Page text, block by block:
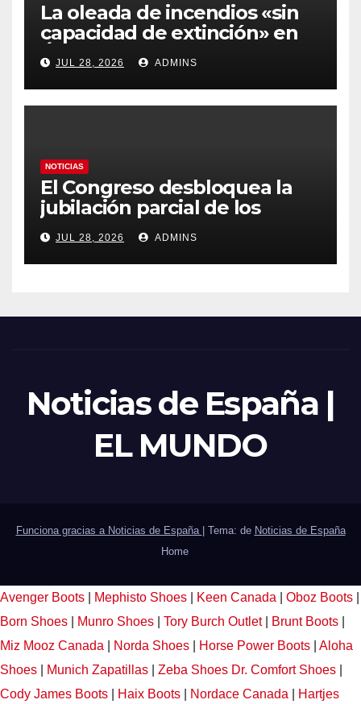
La oleada de incendios «sin
capacidad de extinción» en
Ávila y al oeste de Madrid
obliga a declarar la
emergencia nacional
JUL 28, 2026 ADMINS
NOTICIAS
El Congreso desbloquea la
jubilación parcial de los
trabajadores laborales del
sector público
JUL 28, 2026 ADMINS
Noticias de España |
EL MUNDO
Funciona gracias a Noticias de España Tema: de Noticias de España
Home
Avenger Boots Mephisto Shoes Keen Canada Oboz Boots
Born Shoes
Munro Shoes Tory Burch Outlet Brunt Boots
Miz Mooz Canada
Norda Shoes Horse Power Boots
Aloha
Shoes
Munich Zapatillas Zeba Shoes Dr. Comfort Shoes
Cody James Boots
Haix Boots Nordace Canada Hartjes